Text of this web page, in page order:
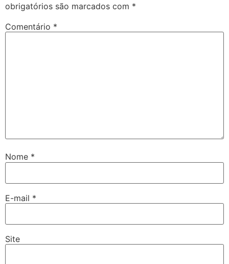
obrigatórios são marcados com *
Comentário *
Nome *
E-mail *
Site